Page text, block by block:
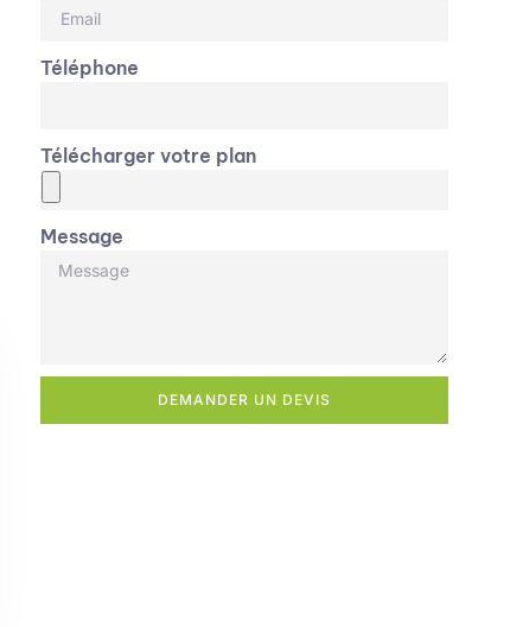
Téléphone
Télécharger votre plan
Message
DEMANDER UN DEVIS